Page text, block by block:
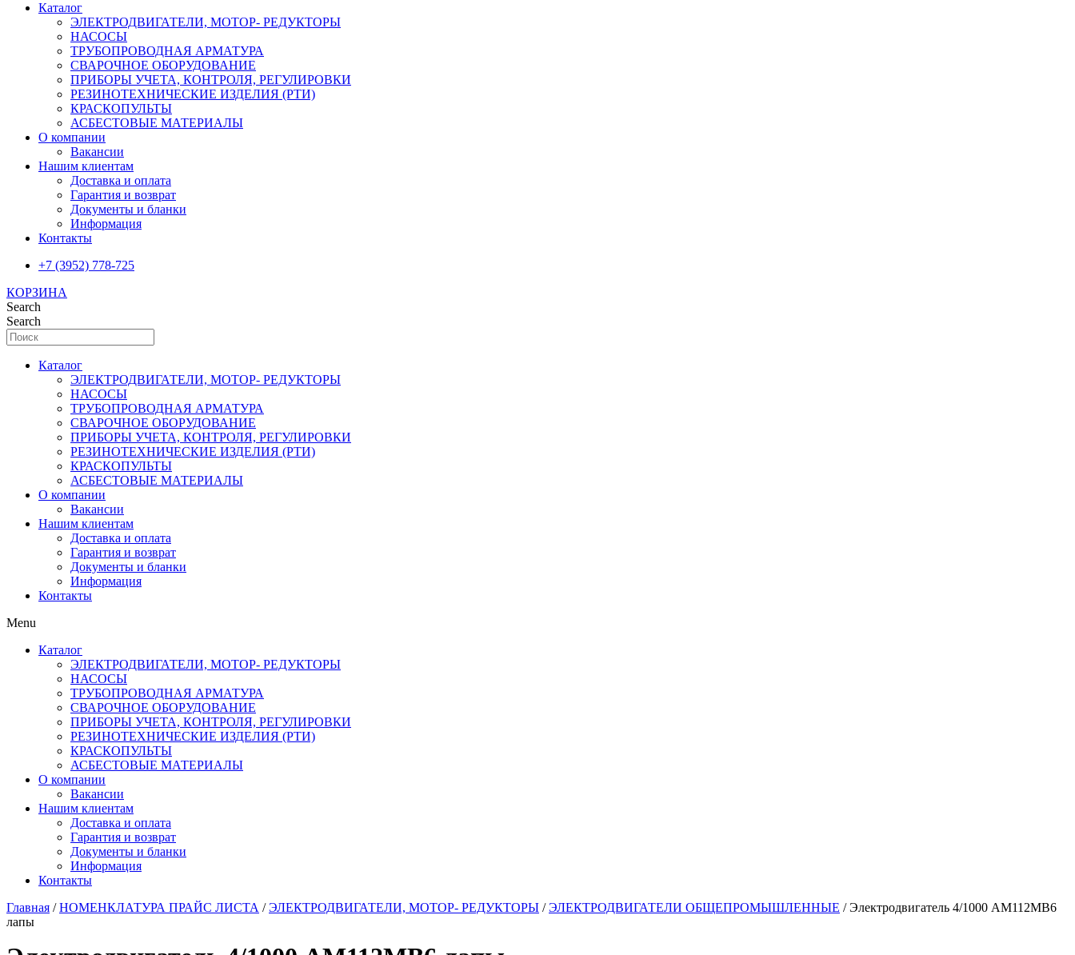
Каталог
ЭЛЕКТРОДВИГАТЕЛИ, МОТОР- РЕДУКТОРЫ
НАСОСЫ
ТРУБОПРОВОДНАЯ АРМАТУРА
СВАРОЧНОЕ ОБОРУДОВАНИЕ
ПРИБОРЫ УЧЕТА, КОНТРОЛЯ, РЕГУЛИРОВКИ
РЕЗИНОТЕХНИЧЕСКИЕ ИЗДЕЛИЯ (РТИ)
КРАСКОПУЛЬТЫ
АСБЕСТОВЫЕ МАТЕРИАЛЫ
О компании
Вакансии
Нашим клиентам
Доставка и оплата
Гарантия и возврат
Документы и бланки
Информация
Контакты
+7 (3952) 778-725
КОРЗИНА
Search
Search
Каталог
ЭЛЕКТРОДВИГАТЕЛИ, МОТОР- РЕДУКТОРЫ
НАСОСЫ
ТРУБОПРОВОДНАЯ АРМАТУРА
СВАРОЧНОЕ ОБОРУДОВАНИЕ
ПРИБОРЫ УЧЕТА, КОНТРОЛЯ, РЕГУЛИРОВКИ
РЕЗИНОТЕХНИЧЕСКИЕ ИЗДЕЛИЯ (РТИ)
КРАСКОПУЛЬТЫ
АСБЕСТОВЫЕ МАТЕРИАЛЫ
О компании
Вакансии
Нашим клиентам
Доставка и оплата
Гарантия и возврат
Документы и бланки
Информация
Контакты
Menu
Каталог
ЭЛЕКТРОДВИГАТЕЛИ, МОТОР- РЕДУКТОРЫ
НАСОСЫ
ТРУБОПРОВОДНАЯ АРМАТУРА
СВАРОЧНОЕ ОБОРУДОВАНИЕ
ПРИБОРЫ УЧЕТА, КОНТРОЛЯ, РЕГУЛИРОВКИ
РЕЗИНОТЕХНИЧЕСКИЕ ИЗДЕЛИЯ (РТИ)
КРАСКОПУЛЬТЫ
АСБЕСТОВЫЕ МАТЕРИАЛЫ
О компании
Вакансии
Нашим клиентам
Доставка и оплата
Гарантия и возврат
Документы и бланки
Информация
Контакты
Главная /НОМЕНКЛАТУРА ПРАЙС ЛИСТА /ЭЛЕКТРОДВИГАТЕЛИ, МОТОР- РЕДУКТОРЫ /ЭЛЕКТРОДВИГАТЕЛИ ОБЩЕПРОМЫШЛЕННЫЕ / Электродвигатель 4/1000 АМ112МВ6
лапы